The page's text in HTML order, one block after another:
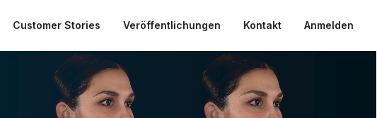
Customer Stories Veröffentlichungen Kontakt Anmelden